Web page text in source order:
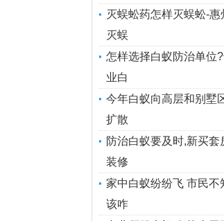
灭蜈蚣药怎样灭蜈蚣-惠
灭蜈
怎样选择白蚁防治单位
业白
今年白蚁向高层和别墅
扩散
防治白蚁要及时,新买套
装修
家中白蚁纷纷飞 市民不
该咋